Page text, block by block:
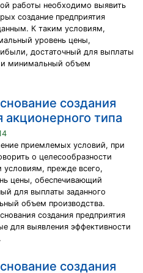
работы необходимо выявить
создание предприятия
К таким условиям,
уровень цены,
достаточный для выплаты
и минимальный объем
создания
акционерного типа
приемлемых условий, при
о целесообразности
условиям, прежде всего,
цены, обеспечивающий
для выплаты заданного
объем производства.
создания предприятия
для выявления эффективности
создания